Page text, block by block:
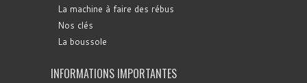
La machine à faire des rébus
Nos clés
La boussole
INFORMATIONS IMPORTANTES